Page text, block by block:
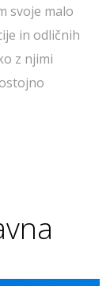
svoje malo
in odličnih
z njimi